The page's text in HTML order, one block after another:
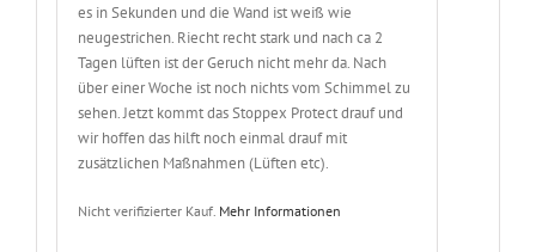
es in Sekunden und die Wand ist weiß wie
neugestrichen. Riecht recht stark und nach ca 2
Tagen lüften ist der Geruch nicht mehr da. Nach
über einer Woche ist noch nichts vom Schimmel zu
sehen. Jetzt kommt das Stoppex Protect drauf und
wir hoffen das hilft noch einmal drauf mit
zusätzlichen Maßnahmen (Lüften etc).
Nicht verifizierter Kauf. Mehr Informationen